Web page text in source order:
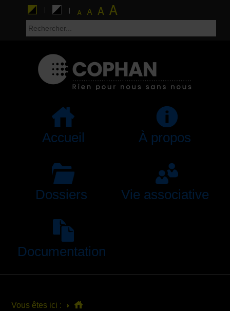
Accueil À propos
Dossiers Vie associative
Documentation
Vous êtes ici :